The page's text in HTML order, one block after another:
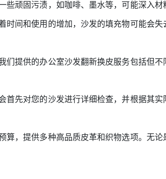
顽固污渍，如咖啡、墨水等，可能深入材
间和使用的增加，沙发的填充物可能会失
提供的办公室沙发翻新换皮服务包括但不
先对您的沙发进行详细检查，并根据其实
，提供多种高品质皮革和织物选项。无论